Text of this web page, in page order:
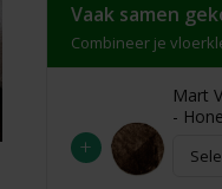
Vaak samen
Combineer je
+
Mart
-